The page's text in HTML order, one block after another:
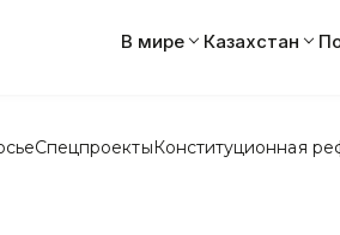
В мире Казахстан
СпецпроектыКонституционная